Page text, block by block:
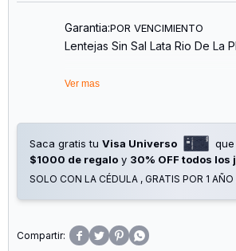
Garantia:POR VENCIMIENTO
Lentejas Sin Sal Lata Rio De La
Ver mas
Saca gratis tu Visa Universo
$1000 de regalo y 30% OFF todos los
SOLO CON LA CÉDULA , GRATIS POR 1 AÑO
   